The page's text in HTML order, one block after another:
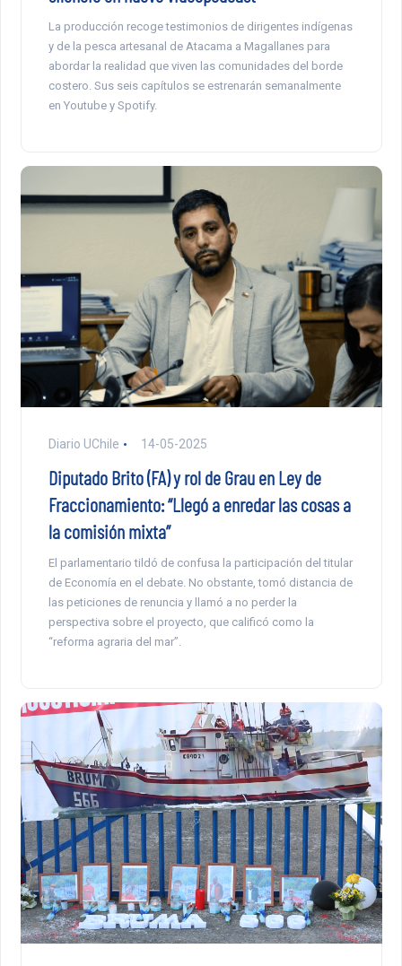
La producción recoge testimonios de dirigentes indígenas
y de la pesca artesanal de Atacama a Magallanes para
abordar la realidad que viven las comunidades del borde
costero. Sus seis capítulos se estrenarán semanalmente
en Youtube y Spotify.
Diario UChile 14-05-2025
Diputado Brito (FA) y rol de Grau en Ley de
Fraccionamiento: “Llegó a enredar las cosas a
la comisión mixta”
El parlamentario tildó de confusa la participación del titular
de Economía en el debate. No obstante, tomó distancia de
las peticiones de renuncia y llamó a no perder la
perspectiva sobre el proyecto, que calificó como la
“reforma agraria del mar”.